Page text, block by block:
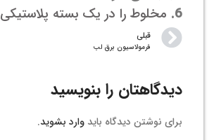
6. مخلوط را در یک بسته پلاستیکی
قبلی
فرمولاسیون برق لب
دیدگاهتان را بنویسید
برای نوشتن دیدگاه باید وارد بشوید.